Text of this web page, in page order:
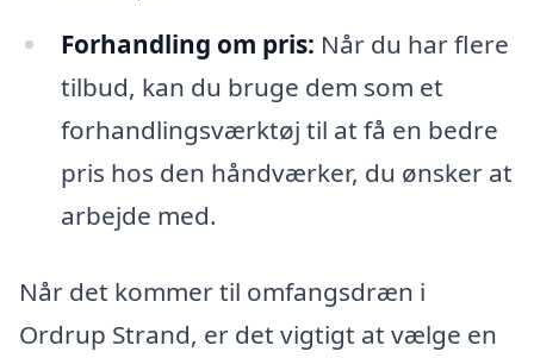
Forhandling om pris: Når du har flere
tilbud, kan du bruge dem som et
forhandlingsværktøj til at få en bedre
pris hos den håndværker, du ønsker at
arbejde med.
Når det kommer til omfangsdræn i
Ordrup Strand, er det vigtigt at vælge en